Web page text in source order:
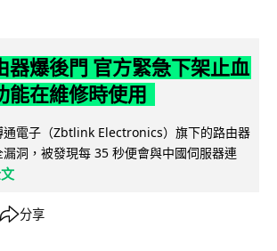
器爆後門 官方緊急下架止血
能在維修時使用
通電子（Zbtlink Electronics）旗下的路由器
洞，被發現每 35 秒便會與中國伺服器連
分享